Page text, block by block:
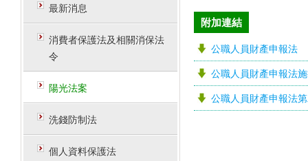
最新消息
消費者保護法及相關消保法
令
陽光法案
洗錢防制法
個人資料保護法
附加連結
公職人員財產申報法
公職人員財產申報法
公職人員財產申報法